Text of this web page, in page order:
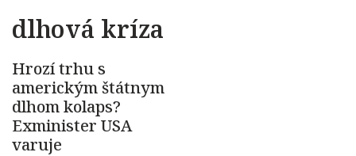
dlhová kríza
Hrozí trhu s
americkým štátnym
dlhom kolaps?
Exminister USA
varuje